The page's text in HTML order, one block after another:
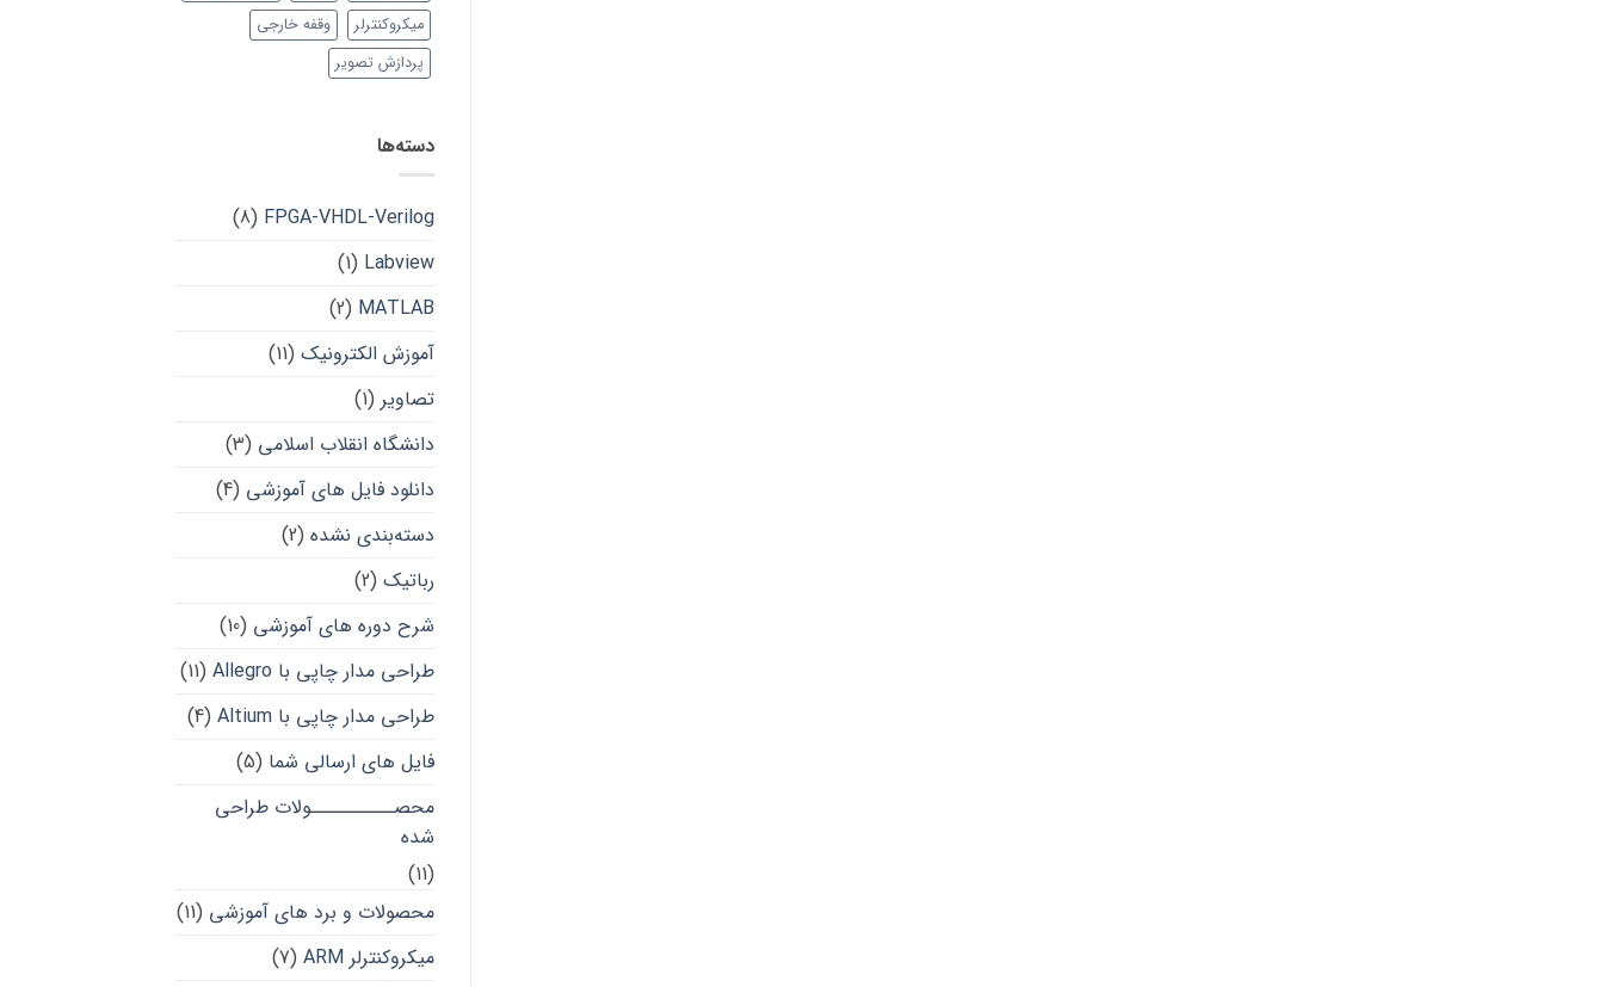
میکروکنترلر
وقفه خارجی
پردازش تصویر
دسته‌ها
FPGA-VHDL-Verilog
(8)
Labview
(1)
MATLAB
(2)
آموزش الکترونیک (11)
تصاویر (1)
دانشگاه انقلاب اسلامی (3)
دانلود فایل های آموزشی (4)
دسته‌بندی نشده (2)
رباتیک (2)
شرح دوره های آموزشی (10)
طراحی مدار چاپی با Allegro
(11)
طراحی مدار چاپی با Altium
(4)
فایل های ارسالی شما (5)
محصــــــــــولات طراحی
شده
(11)
محصولات و برد های آموزشی (11)
میکروکنترلر ARM
(7)